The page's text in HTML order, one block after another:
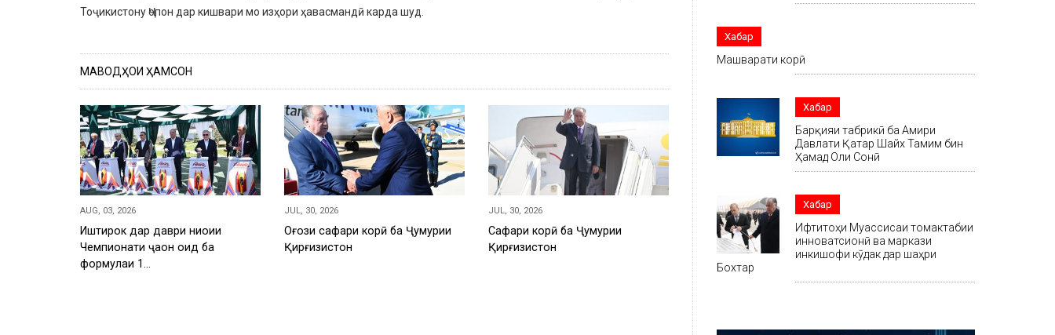
Тоҷикистону Ҷопон дар кишвари мо изҳори ҳавасмандӣ карда шуд.
МАВОДҲОИ ҲАМСОН
AUG, 03, 2026
Иштирок дар даври ниҳоии
Чемпионати ҷаҳон оид ба
формулаи 1…
JUL, 30, 2026
Оғози сафари корӣ ба Ҷумҳурии
Қирғизистон
JUL, 30, 2026
Сафари корӣ ба Ҷумҳурии
Қирғизистон
Хабар
Машварати корӣ
Хабар
Барқияи табрикӣ ба Амири
Давлати Қатар Шайх Тамим бин
Ҳамад Оли Сонӣ
Хабар
Ифтитоҳи Муассисаи томактабии
инноватсионӣ ва маркази
инкишофи кӯдак дар шаҳри
Бохтар